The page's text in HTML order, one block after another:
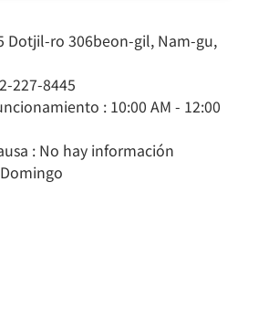
Dotjil-ro 306beon-gil, Nam-gu,
227-8445
: 10:00 AM - 12:00
: No hay información